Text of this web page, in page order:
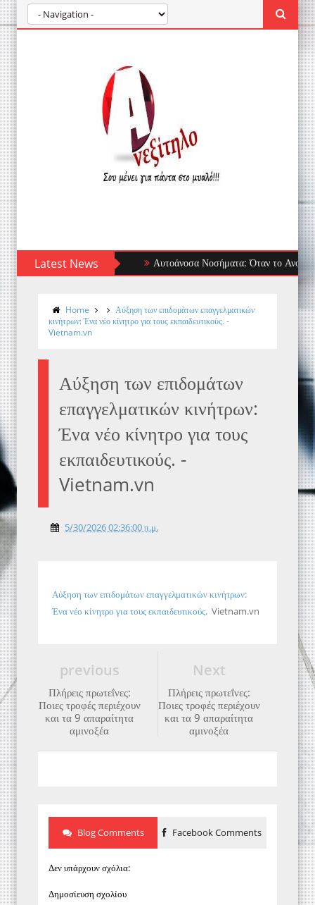
Latest News Αυτοάνοσα Νοσήματα: Όταν το
Home
Αύξηση των επιδομάτων επαγγελματικών
κινήτρων: Ένα νέο κίνητρο για τους εκπαιδευτικούς. -
Vietnam.vn
Αύξηση των επιδομάτων
επαγγελματικών κινήτρων:
Ένα νέο κίνητρο για τους
εκπαιδευτικούς. -
Vietnam.vn
5/30/2026 02:36:00 π.μ.
Αύξηση των επιδομάτων επαγγελματικών κινήτρων:
Ένα νέο κίνητρο για τους εκπαιδευτικούς. Vietnam.vn
Next
Πλήρεις πρωτεΐνες:
Ποιες τροφές περιέχουν
και τα 9 απαραίτητα
αμινοξέα
previous
Πλήρεις πρωτεΐνες:
Ποιες τροφές περιέχουν
και τα 9 απαραίτητα
αμινοξέα
Blog Comments Facebook Comments
Δεν υπάρχουν σχόλια:
Δημοσίευση σχολίου